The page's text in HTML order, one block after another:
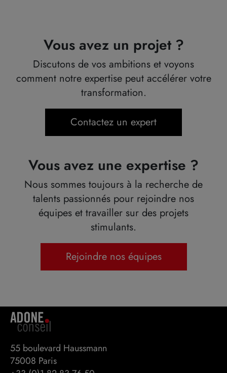
Vous avez un projet ?
Discutons de vos ambitions et voyons
comment notre expertise peut accélérer votre
transformation.
Contactez un expert
Vous avez une expertise ?
Nous sommes toujours à la recherche de
talents passionnés pour rejoindre nos
équipes et travailler sur des projets
stimulants.
Rejoindre nos équipes
55 boulevard Haussmann
75008 Paris